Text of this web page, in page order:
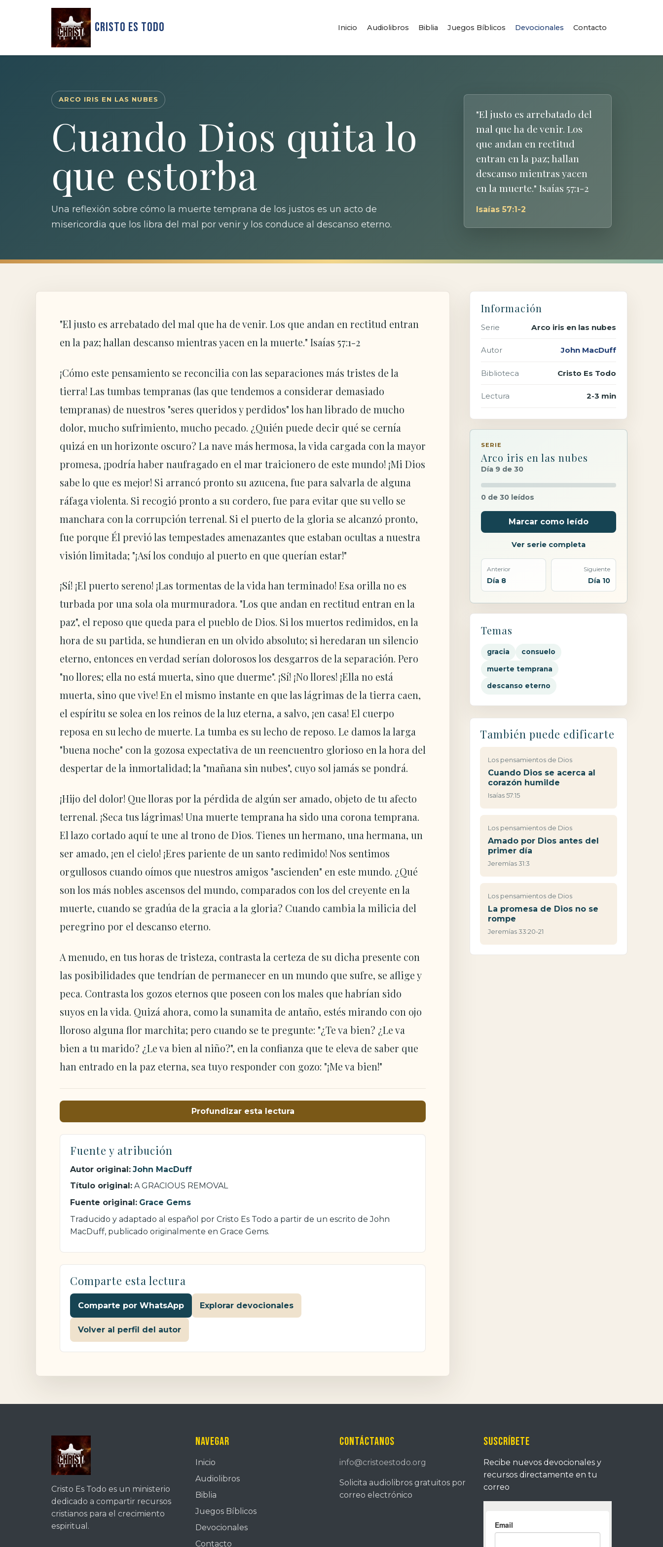
Cristo Es Todo Inicio Audiolibros Biblia Juegos Bíblicos Devocionales Contacto
ARCO IRIS EN LAS NUBES
Cuando Dios quita lo
que estorba
Una reflexión sobre cómo la muerte temprana de los justos es un acto de
misericordia que los libra del mal por venir y los conduce al descanso eterno.
"El justo es arrebatado del
mal que ha de venir. Los
que andan en rectitud
entran en la paz; hallan
descanso mientras yacen
en la muerte." Isaías 57:1-2
Isaías 57:1-2
"El justo es arrebatado del mal que ha de venir. Los que andan en rectitud entran
en la paz; hallan descanso mientras yacen en la muerte." Isaías 57:1-2
¡Cómo este pensamiento se reconcilia con las separaciones más tristes de la
tierra! Las tumbas tempranas (las que tendemos a considerar demasiado
tempranas) de nuestros "seres queridos y perdidos" los han librado de mucho
dolor, mucho sufrimiento, mucho pecado. ¿Quién puede decir qué se cernía
quizá en un horizonte oscuro? La nave más hermosa, la vida cargada con la mayor
promesa, ¡podría haber naufragado en el mar traicionero de este mundo! ¡Mi Dios
sabe lo que es mejor! Si arrancó pronto su azucena, fue para salvarla de alguna
ráfaga violenta. Si recogió pronto a su cordero, fue para evitar que su vello se
manchara con la corrupción terrenal. Si el puerto de la gloria se alcanzó pronto,
fue porque Él previó las tempestades amenazantes que estaban ocultas a nuestra
visión limitada; "¡Así los condujo al puerto en que querían estar!"
¡Sí! ¡El puerto sereno! ¡Las tormentas de la vida han terminado! Esa orilla no es
turbada por una sola ola murmuradora. "Los que andan en rectitud entran en la
paz", el reposo que queda para el pueblo de Dios. Si los muertos redimidos, en la
hora de su partida, se hundieran en un olvido absoluto; si heredaran un silencio
eterno, entonces en verdad serían dolorosos los desgarros de la separación. Pero
"no llores; ella no está muerta, sino que duerme". ¡Sí! ¡No llores! ¡Ella no está
muerta, sino que vive! En el mismo instante en que las lágrimas de la tierra caen,
el espíritu se solea en los reinos de la luz eterna, a salvo, ¡en casa! El cuerpo
reposa en su lecho de muerte. La tumba es su lecho de reposo. Le damos la larga
"buena noche" con la gozosa expectativa de un reencuentro glorioso en la hora del
despertar de la inmortalidad; la "mañana sin nubes", cuyo sol jamás se pondrá.
¡Hijo del dolor! Que lloras por la pérdida de algún ser amado, objeto de tu afecto
terrenal. ¡Seca tus lágrimas! Una muerte temprana ha sido una corona temprana.
El lazo cortado aquí te une al trono de Dios. Tienes un hermano, una hermana, un
ser amado, ¡en el cielo! ¡Eres pariente de un santo redimido! Nos sentimos
orgullosos cuando oímos que nuestros amigos "ascienden" en este mundo. ¿Qué
son los más nobles ascensos del mundo, comparados con los del creyente en la
muerte, cuando se gradúa de la gracia a la gloria? Cuando cambia la milicia del
peregrino por el descanso eterno.
A menudo, en tus horas de tristeza, contrasta la certeza de su dicha presente con
las posibilidades que tendrían de permanecer en un mundo que sufre, se aflige y
peca. Contrasta los gozos eternos que poseen con los males que habrían sido
suyos en la vida. Quizá ahora, como la sunamita de antaño, estés mirando con ojo
lloroso alguna flor marchita; pero cuando se te pregunte: "¿Te va bien? ¿Le va
bien a tu marido? ¿Le va bien al niño?", en la confianza que te eleva de saber que
han entrado en la paz eterna, sea tuyo responder con gozo: "¡Me va bien!"
Profundizar esta lectura
Fuente y atribución
Autor original: John MacDuff
Título original: A GRACIOUS REMOVAL
Fuente original: Grace Gems
Traducido y adaptado al español por Cristo Es Todo a partir de un escrito de John
MacDuff, publicado originalmente en Grace Gems.
Comparte esta lectura
Comparte por WhatsApp Explorar devocionales
Volver al perfil del autor
Información
Serie Arco iris en las nubes
Autor John MacDuff
Biblioteca Cristo Es Todo
Lectura 2-3 min
SERIE
Arco iris en las nubes
Día 9 de 30
0 de 30 leídos
Marcar como leído
Ver serie completa
Anterior
Día 8
Siguiente
Día 10
Temas
gracia consuelo
muerte temprana
descanso eterno
También puede edificarte
Los pensamientos de Dios
Cuando Dios se acerca al
corazón humilde
Isaías 57:15
Los pensamientos de Dios
Amado por Dios antes del
primer día
Jeremías 31:3
Los pensamientos de Dios
La promesa de Dios no se
rompe
Jeremías 33:20-21
Cristo Es Todo es un ministerio
dedicado a compartir recursos
cristianos para el crecimiento
espiritual.
Navegar
Inicio
Audiolibros
Biblia
Juegos Bíblicos
Devocionales
Contacto
Contáctanos
info@cristoestodo.org
Solicita audiolibros gratuitos por
correo electrónico
Suscríbete
Recibe nuevos devocionales y
recursos directamente en tu
correo